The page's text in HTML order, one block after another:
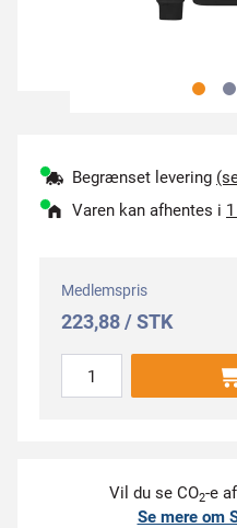
Begrænset levering
Varen kan afhentes i
Medlemspris
223,88 / STK
Vil du se CO2-e
Se mere om